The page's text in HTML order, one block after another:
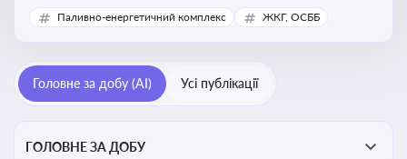
теплопостачання в Україні, що є важливою для
енергетичної безпеки, економіки підприємств та
комунальних послуг
Паливно-енергетичний комплекс ЖКГ, ОСББ
Головне за добу (AI) Усі публікації
ГОЛОВНЕ ЗА ДОБУ